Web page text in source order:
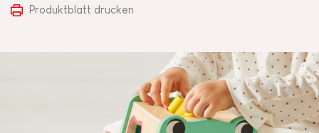
Produktblatt drucken